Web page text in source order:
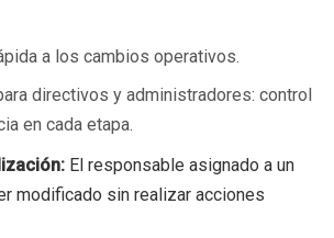
a los cambios operativos.
directivos y administradores: control
en cada etapa.
El responsable asignado a un
modificado sin realizar acciones